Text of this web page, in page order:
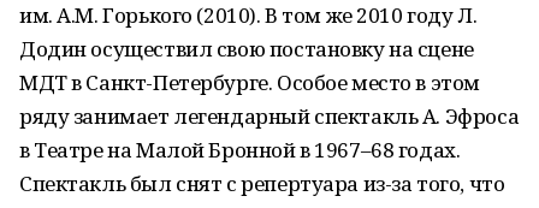
им. А.М. Горького (2010). В том же 2010 году Л.
Додин осуществил свою постановку на сцене
МДТ в Санкт-Петербурге. Особое место в этом
ряду занимает легендарный спектакль А. Эфроса
в Театре на Малой Бронной в 1967–68 годах.
Спектакль был снят с репертуара из-за того, что